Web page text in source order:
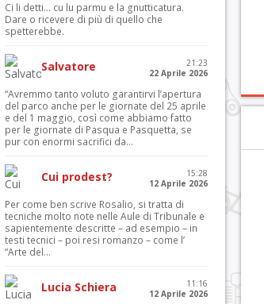
Ci li detti… cu lu parmu e la gnutticatura.
Dare o ricevere di più di quello che
spetterebbe.
Salvatore
21:23
22 Aprile 2026
“Avremmo tanto voluto garantirvi l’apertura
del parco anche per le giornate del 25 aprile
e del 1 maggio, così come abbiamo fatto
per le giornate di Pasqua e Pasquetta, se
pur con enormi sacrifici da...
Cui prodest?
15:28
12 Aprile 2026
Per come ben scrive Rosalio, si tratta di
tecniche molto note nelle Aule di Tribunale e
sapientemente descritte – ad esempio – in
testi tecnici – poi resi romanzo – come l’
“Arte del...
Lucia Schiera
11:16
12 Aprile 2026